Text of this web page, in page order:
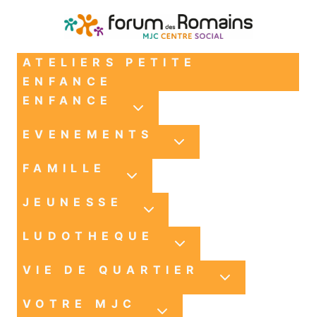
ATELIERS PETITE
ENFANCE
ENFANCE
EVENEMENTS
FAMILLE
JEUNESSE
LUDOTHEQUE
VIE DE QUARTIER
VOTRE MJC